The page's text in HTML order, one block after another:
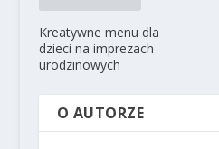
Kreatywne menu dla
dzieci na imprezach
urodzinowych
O AUTORZE